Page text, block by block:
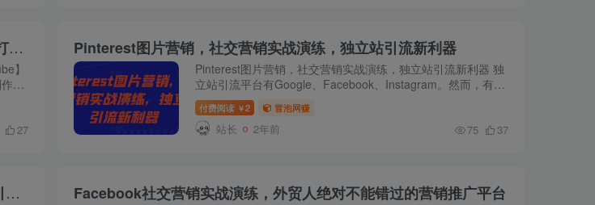
YouTube-营销实战课：涵盖账号注册、视频制作与优化，轻松打造爆款视频
】
营
础
27
Pinterest图片营销，社交营销实战演练，独立站引流新利器
Pinterest图片营销，社交营销实战演练，独立站引流新利器 独
立站引流平台有Google、Facebook、Instagram。然而，有一
个潜在的宝藏Pinterest，尚未被充分挖掘。Pinterest类似国内
的小红书，但是...
付费阅读 ￥2 冒泡网赚
站长 2年前 75 37
Pinterest图片营销全攻略：从账号注册到数据分析，打造高效引流新渠道 Facebook社交营销实战演练，外贸人绝对不能错过的营销推广平台